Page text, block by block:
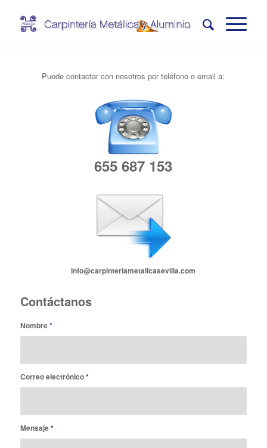
Puede contactar con nosotros por teléfono o email a:
655 687 153
info@carpinteriametalicasevilla.com
Contáctanos
Nombre*
Correo electrónico*
Mensaje*